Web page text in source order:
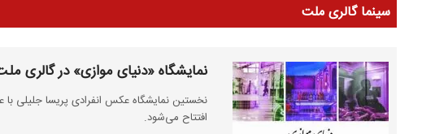
سینما گالری ملت
نمایشگاه «دنیای موازی» در گالری
نخستین نمایشگاه عکس انفرادی پریسا جلیلی
افتتاح می‌شود.